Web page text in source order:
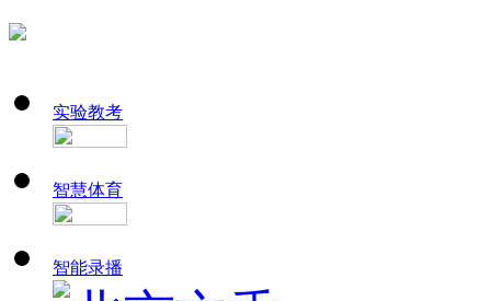
实验教考
智慧体育
智能录播